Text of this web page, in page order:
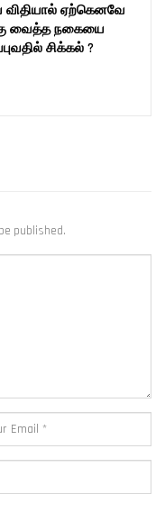
விதியால் ஏற்கெனவே
வைத்த நகையை
சிக்கல் ?
published.